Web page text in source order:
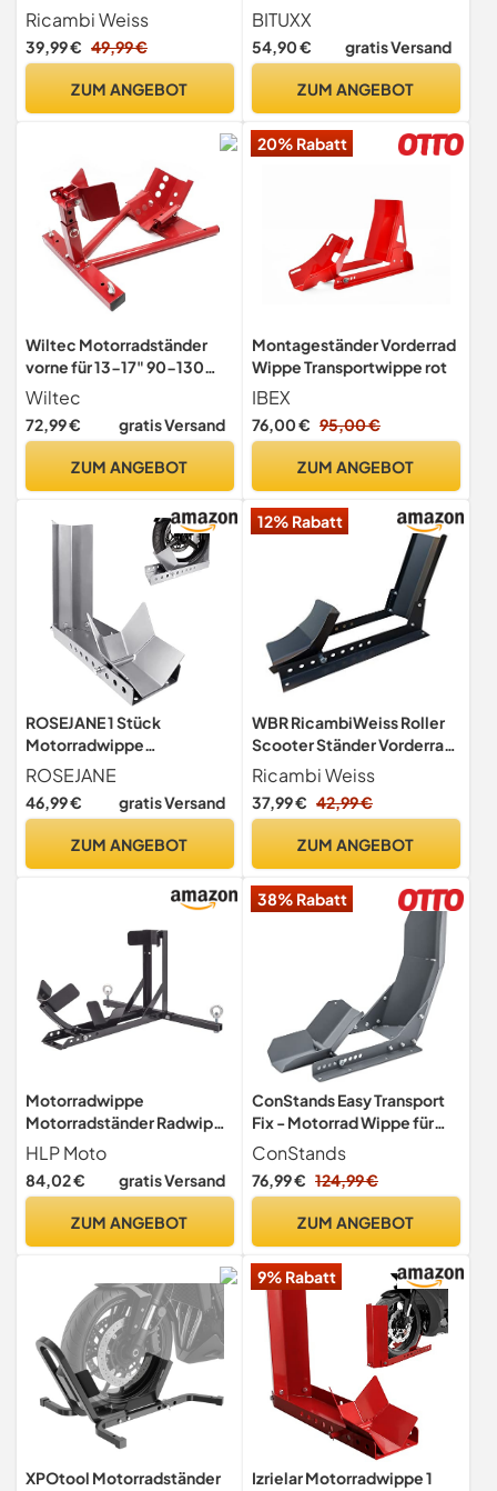
Montageständer Radhalter
Wippe Motorrad Ständer
Motorradklemme
Ricambi Weiss
39,99 € 49,99 €
ZUM ANGEBOT
Montageständer
Transportständer vorn
Motorradständer Wippe bis
BITUXX
54,90 € gratis Versand
ZUM ANGEBOT
Wiltec Motorradständer
vorne für 13-17" 90-130
mm Reifen, 605 x 480 x 330
mm, als Montagehilfe aus
Stahl für Vorderrad,
Wiltec
72,99 € gratis Versand
ZUM ANGEBOT
20% Rabatt
Montageständer Vorderrad
Wippe Transportwippe rot
IBEX
76,00 € 95,00 €
ZUM ANGEBOT
ROSEJANE 1 Stück
Motorradwippe
Vorderradklemme
verstärkter
Motorradständer
ROSEJANE
46,99 € gratis Versand
ZUM ANGEBOT
12% Rabatt
WBR RicambiWeiss Roller
Scooter Ständer Vorderrad
Radhalter Wippe
Transportständer
Radklemme
Ricambi Weiss
37,99 € 42,99 €
ZUM ANGEBOT
Motorradwippe
Motorradständer Radwippe
Transportständer für vorne
HLP schwarz
HLP Moto
84,02 € gratis Versand
ZUM ANGEBOT
38% Rabatt
ConStands Easy Transport
Fix - Motorrad Wippe für
Anhänger Vorderrad
Transportständer
Motocross Roller
Fix grau matt
ConStands
76,99 € 124,99 €
ZUM ANGEBOT
XPOtool Motorradständer
9% Rabatt
Izrielar Motorradwippe 1